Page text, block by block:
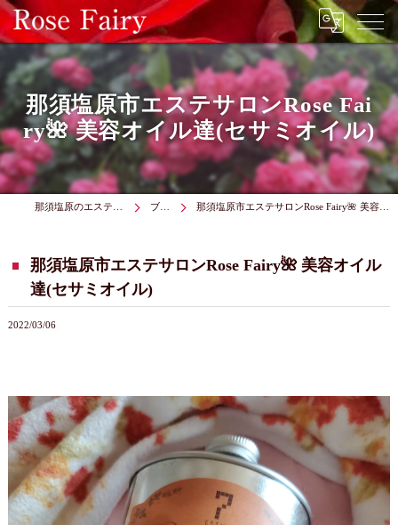
那須塩原市エステサロンRose Fai
ry🌺 美容オイル達(セサミオイル)
ブログ 那須塩原市エステサロンRose Fairy🌺 美容オイル達(セサミオイル)
那須塩原市エステサロンRose Fairy🌺 美容オイル
達(セサミオイル)
2022/03/06